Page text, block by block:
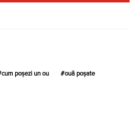
cum poșezi un ou ouă poșate